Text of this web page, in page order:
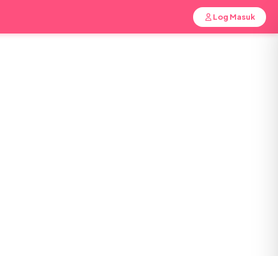
Log Masuk